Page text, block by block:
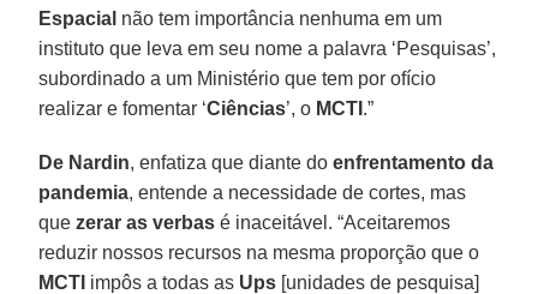
Espacial não tem importância nenhuma em um
instituto que leva em seu nome a palavra ‘Pesquisas’,
subordinado a um Ministério que tem por ofício
realizar e fomentar ‘Ciências’, o MCTI .”
De Nardin, enfatiza que diante doenfrentamento da
pandemia, entende a necessidade de cortes, mas
quezerar as verbas é inaceitável. “Aceitaremos
reduzir nossos recursos na mesma proporção que o
MCTI impôs a todas as Ups [unidades de pesquisa]